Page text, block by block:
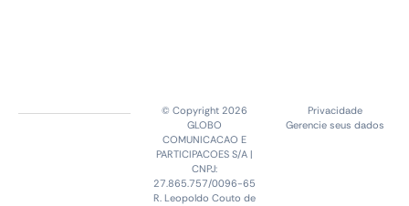
© Copyright 2026
GLOBO
COMUNICACAO E
PARTICIPACOES S/A |
CNPJ:
27.865.757/0096-65
R. Leopoldo Couto de
Privacidade
Gerencie seus dados